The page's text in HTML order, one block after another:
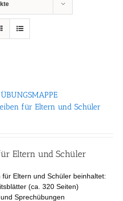
für Eltern und Schüler
Eltern und Schüler
für Eltern und Schüler beinhaltet:
(ca. 320 Seiten)
Sprechübungen